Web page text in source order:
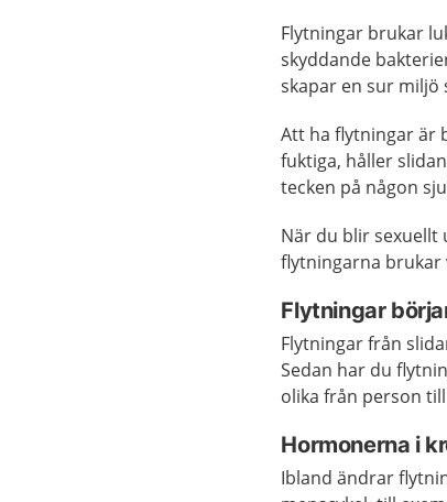
Flytningar brukar
skyddande
skapar en sur
Att ha flytningar är
fuktiga, håller
tecken på någon
När du blir sexuellt
flytningarna brukar
Flytningar
Flytningar från
Sedan har du
olika från person
Hormonerna i
Ibland ändrar